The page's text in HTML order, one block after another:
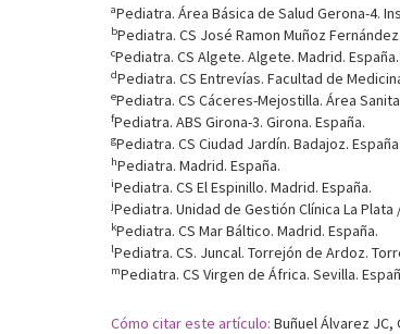
aPediatra. Área Básica de Salud Gerona-4.
bPediatra. CS José Ramon Muñoz
cPediatra. CS Algete. Algete. Madrid. España.
dPediatra. CS Entrevías. Facultad de
ePediatra. CS Cáceres-Mejostilla. Área
fPediatra. ABS Girona-3. Girona. España.
gPediatra. CS Ciudad Jardín. Badajoz. España.
hPediatra. Madrid. España.
iPediatra. CS El Espinillo. Madrid. España.
jPediatra. Unidad de Gestión Clínica La Plata
kPediatra. CS Mar Báltico. Madrid. España.
lPediatra. CS. Juncal. Torrejón de Ardoz.
mPediatra. CS Virgen de África. Sevilla.
Cómo citar este artículo: Buñuel Álvarez JC,